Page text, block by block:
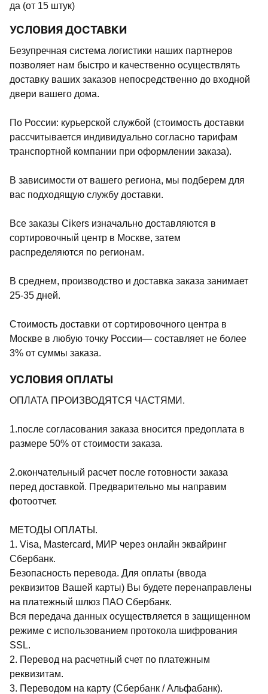
да (от 15 штук)
УСЛОВИЯ ДОСТАВКИ
Безупречная система логистики наших партнеров
позволяет нам быстро и качественно осуществлять
доставку ваших заказов непосредственно до входной
двери вашего дома.
По России: курьерской службой (стоимость доставки
рассчитывается индивидуально согласно тарифам
транспортной компании при оформлении заказа).
В зависимости от вашего региона, мы подберем для
вас подходящую службу доставки.
Все заказы Cikers изначально доставляются в
сортировочный центр в Москве, затем
распределяются по регионам.
В среднем, производство и доставка заказа занимает
25-35 дней.
Стоимость доставки от сортировочного центра в
Москве в любую точку России— составляет не более
3% от суммы заказа.
УСЛОВИЯ ОПЛАТЫ
ОПЛАТА ПРОИЗВОДЯТСЯ ЧАСТЯМИ.
1.после согласования заказа вносится предоплата в
размере 50% от стоимости заказа.
2.окончательный расчет после готовности заказа
перед доставкой. Предварительно мы направим
фотоотчет.
МЕТОДЫ ОПЛАТЫ.
1. Visa, Mastercard, МИР через онлайн эквайринг
Сбербанк.
Безопасность перевода. Для оплаты (ввода
реквизитов Вашей карты) Вы будете перенаправлены
на платежный шлюз ПАО Сбербанк.
Вся передача данных осуществляется в защищенном
режиме с использованием протокола шифрования
SSL.
2. Перевод на расчетный счет по платежным
реквизитам.
3. Переводом на карту (Сбербанк / Альфабанк).